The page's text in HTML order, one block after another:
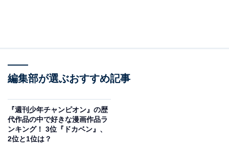
で、天道早雲の営んでいる道場へ居候することとなりま
す。
そこで出会った早雲の娘であるあかねをはじめ、さまざ
まな登場人物たちによるドタバタ劇が展開されるところ
が魅力の作品です。
編集部が選ぶおすすめ記事
『週刊少年チャンピオン』の歴
代作品の中で好きな漫画作品ラ
ンキング！ 3位『ドカベン』、
2位と1位は？